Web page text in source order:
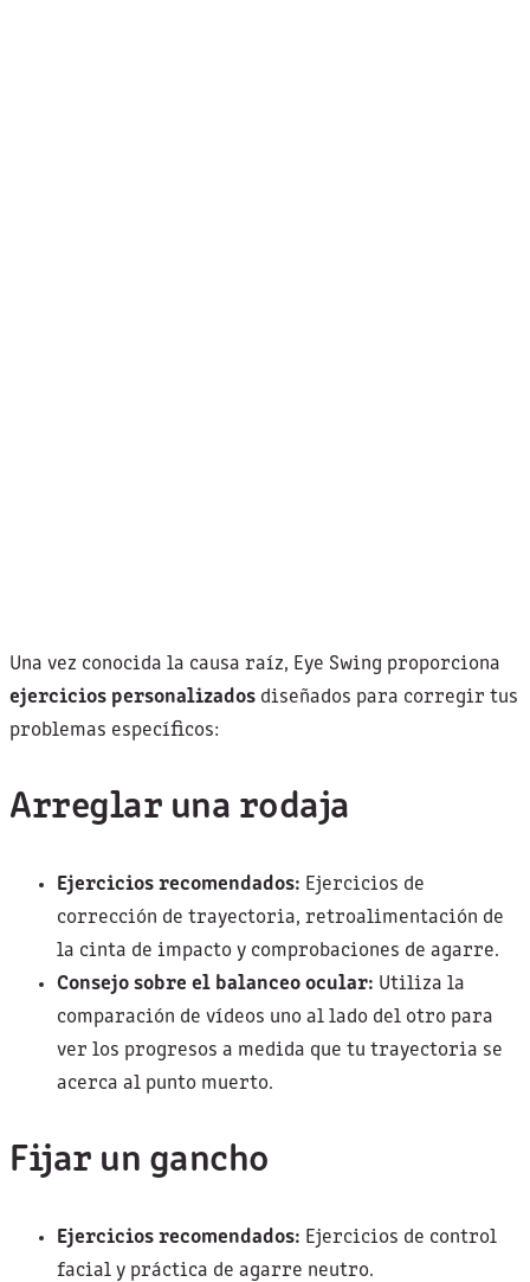
Una vez conocida la causa raíz, Eye Swing proporciona
ejercicios personalizados diseñados para corregir tus
problemas específicos:
Arreglar una rodaja
Ejercicios recomendados: Ejercicios de
corrección de trayectoria, retroalimentación de
la cinta de impacto y comprobaciones de agarre.
Consejo sobre el balanceo ocular: Utiliza la
comparación de vídeos uno al lado del otro para
ver los progresos a medida que tu trayectoria se
acerca al punto muerto.
Fijar un gancho
Ejercicios recomendados: Ejercicios de control
facial y práctica de agarre neutro.